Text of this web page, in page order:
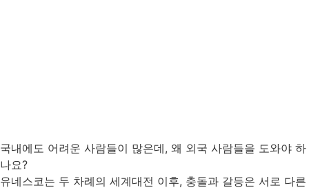
국내에도 어려운 사람들이 많은데, 왜 외국 사람들을 도와야 하
나요?
유네스코는 두 차례의 세계대전 이후, 충돌과 갈등은 서로 다른